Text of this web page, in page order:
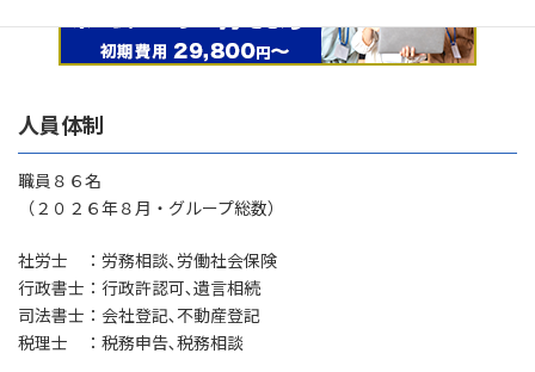
人員体制
職員８６名
（２０２６年８月・グループ総数）
社労士 ：労務相談､労働社会保険
行政書士：行政許認可､遺言相続
司法書士：会社登記､不動産登記
税理士 ：税務申告､税務相談